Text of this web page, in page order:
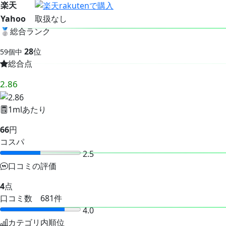
楽天
Yahoo
取扱なし
🥈 総合ランク
59個中 28位
総合点
2.86
1mlあたり
66円
コスパ
2.5
口コミの評価
4点
口コミ数 681件
4.0
カテゴリ内順位